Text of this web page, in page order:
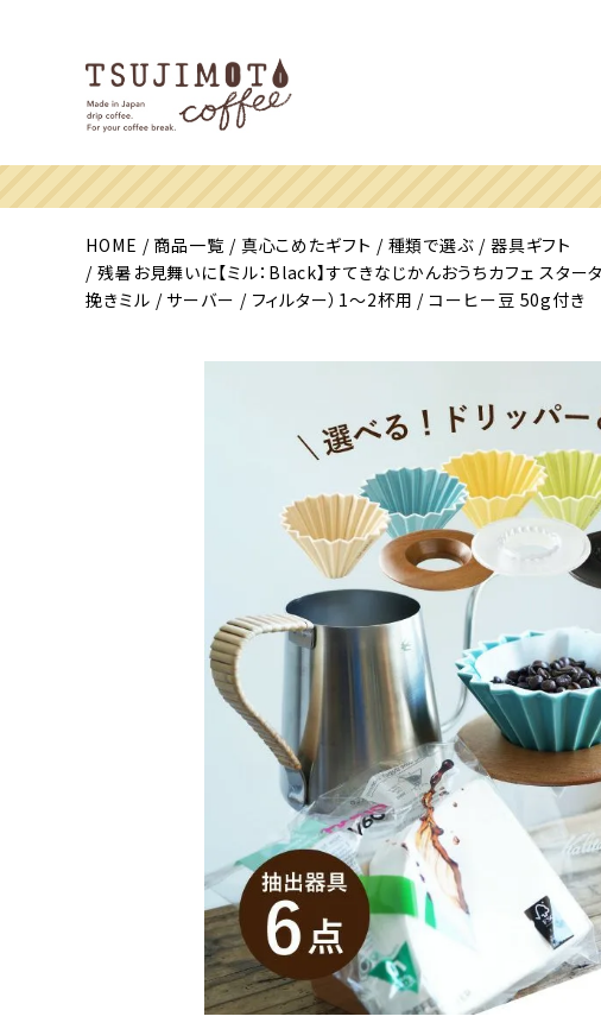
HOME 商品一覧 真心こめたギフト 種類で選ぶ
器具ギフト
残暑お見舞いに【ミル：Black】すてきなじかんおうちカフェ スタ
挽きミル / サーバー / フィルター）1～2杯用 / コーヒー豆 50g付き